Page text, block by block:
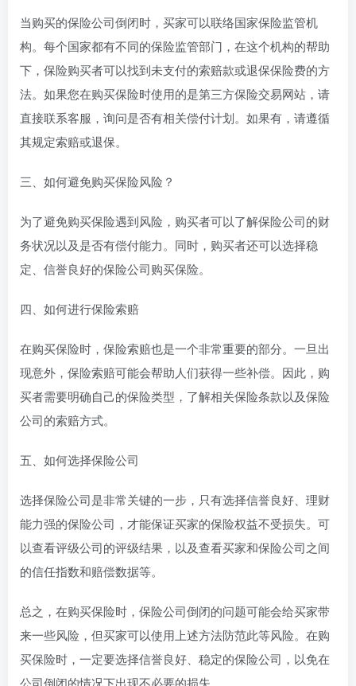
当购买的保险公司倒闭时，买家可以联络国家保险监管机
构。每个国家都有不同的保险监管部门，在这个机构的帮助
下，保险购买者可以找到未支付的索赔款或退保保险费的方
法。如果您在购买保险时使用的是第三方保险交易网站，请
直接联系客服，询问是否有相关偿付计划。如果有，请遵循
其规定索赔或退保。
三、如何避免购买保险风险？
为了避免购买保险遇到风险，购买者可以了解保险公司的财
务状况以及是否有偿付能力。同时，购买者还可以选择稳
定、信誉良好的保险公司购买保险。
四、如何进行保险索赔
在购买保险时，保险索赔也是一个非常重要的部分。一旦出
现意外，保险索赔可能会帮助人们获得一些补偿。因此，购
买者需要明确自己的保险类型，了解相关保险条款以及保险
公司的索赔方式。
五、如何选择保险公司
选择保险公司是非常关键的一步，只有选择信誉良好、理财
能力强的保险公司，才能保证买家的保险权益不受损失。可
以查看评级公司的评级结果，以及查看买家和保险公司之间
的信任指数和赔偿数据等。
总之，在购买保险时，保险公司倒闭的问题可能会给买家带
来一些风险，但买家可以使用上述方法防范此等风险。在购
买保险时，一定要选择信誉良好、稳定的保险公司，以免在
公司倒闭的情况下出现不必要的损失。